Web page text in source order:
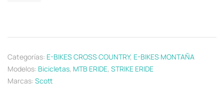
Categorías: E-BIKES CROSS COUNTRY, E-BIKES MONTAÑA
Modelos: Bicicletas, MTB ERIDE, STRIKE ERIDE
Marcas: Scott